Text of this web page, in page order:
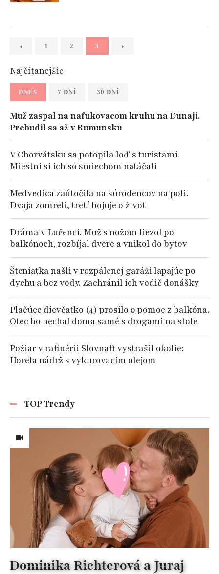
1 2 3
Najčítanejšie
DNES 7 DNÍ 30 DNÍ
Muž zaspal na nafukovacom kruhu na Dunaji.
Prebudil sa až v Rumunsku
V Chorvátsku sa potopila loď s turistami.
Miestni si ich so smiechom natáčali
Medvedica zaútočila na súrodencov na poli.
Dvaja zomreli, tretí bojuje o život
Dráma v Lučenci. Muž s nožom liezol po
balkónoch, rozbíjal dvere a vnikol do bytov
Šteniatka našli v rozpálenej garáži lapajúc po
dychu a bez vody. Zachránil ich vodič donášky
Plačúce dievčatko (4) prosilo o pomoc z balkóna.
Otec ho nechal doma samé s drogami na stole
Požiar v rafinérii Slovnaft vystrašil okolie:
Horela nádrž s vykurovacím olejom
TOP Trendy
Dominika Richterová a Juraj